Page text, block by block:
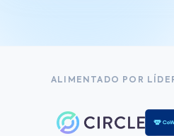
ALIMENTADO POR